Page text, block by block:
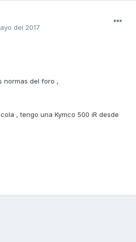
del 2017
normas del foro ,
, tengo una Kymco 500 iR desde